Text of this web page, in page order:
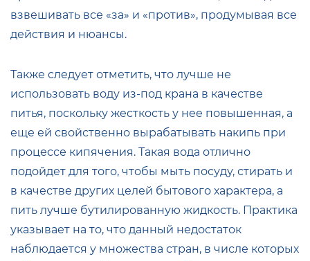
взвешивать все «за» и «против», продумывая все
действия и нюансы.
Также следует отметить, что лучше не
использовать воду из-под крана в качестве
питья, поскольку жесткость у нее повышенная, а
еще ей свойственно вырабатывать накипь при
процессе кипячения. Такая вода отлично
подойдет для того, чтобы мыть посуду, стирать и
в качестве других целей бытового характера, а
пить лучше бутилированную жидкость. Практика
указывает на то, что данный недостаток
наблюдается у множества стран, в числе которых